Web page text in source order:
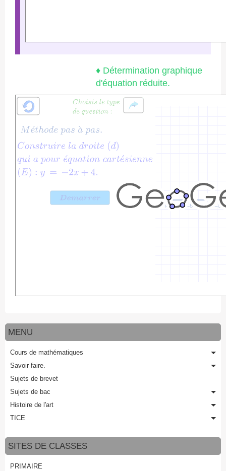
♦ Détermination graphique
d'équation réduite.
MENU
Cours de mathématiques
Savoir faire.
Sujets de brevet
Sujets de bac
Histoire de l'art
TICE
SITES DE CLASSES
PRIMAIRE